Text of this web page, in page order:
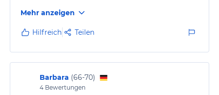
Nachhaltigkeit
Fußabdrucks – und genau dieser ist uns besonders wichtig.
Manchmal sind es nur Kleinigkeiten, manchmal ist auch eine
Mehr anzeigen
Hilfreich Teilen
Barbara (66-70)
4 Bewertungen